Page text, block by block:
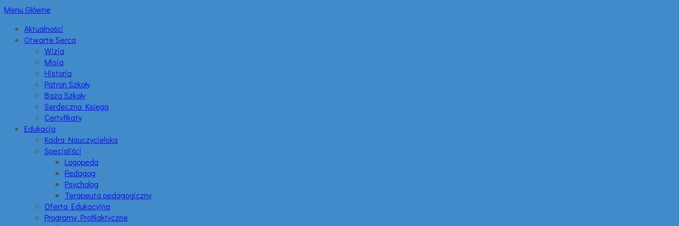
Menu Główne
Aktualności
Otwarte Serca
Wizja
Misja
Historia
Patron Szkoły
Baza Szkoły
Serdeczna Księga
Certyfikaty
Edukacja
Kadra Nauczycielska
Specjaliści
Logopeda
Pedagog
Psycholog
Terapeuta pedagogiczny
Oferta Edukacyjna
Programy Profilaktyczne